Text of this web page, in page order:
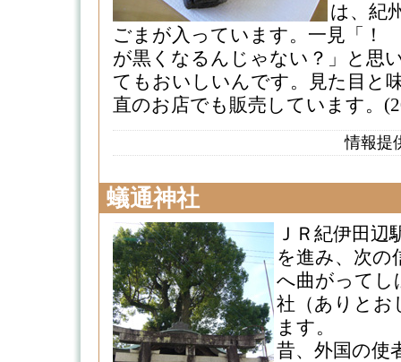
は、紀
ごまが入っています。一見「
が黒くなるんじゃない？」と思
てもおいしいんです。見た目と
直のお店でも販売しています。
情報提
蟻通神社
ＪＲ紀伊田辺
を進み、次の
へ曲がってし
社（ありとお
ます。
昔、外国の使